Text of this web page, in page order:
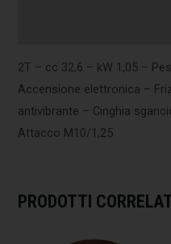
2T – cc 32,6 – kW 1,05 –
Accensione elettronica –
antivibrante – Cinghia
Attacco M10/1,25
PRODOTTI